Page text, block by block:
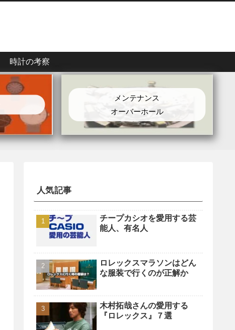
時計の考察
メンテナンス
オーバーホール
人気記事
チープカシオを愛用する芸
能人、有名人
ロレックスマラソンはどん
な服装で行くのが正解か
木村拓哉さんの愛用する
『ロレックス』７選